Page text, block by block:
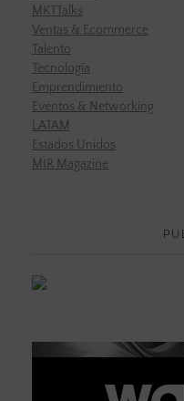
MKTTalks
Ventas & Ecommerce
Talento
Tecnología
Emprendimiento
Eventos & Networking
LATAM
Estados Unidos
MIR Magazine